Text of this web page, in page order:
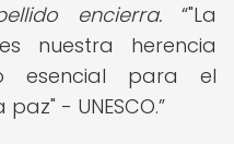
encierra.
"La
nuestra herencia
esencial para el
- UNESCO.